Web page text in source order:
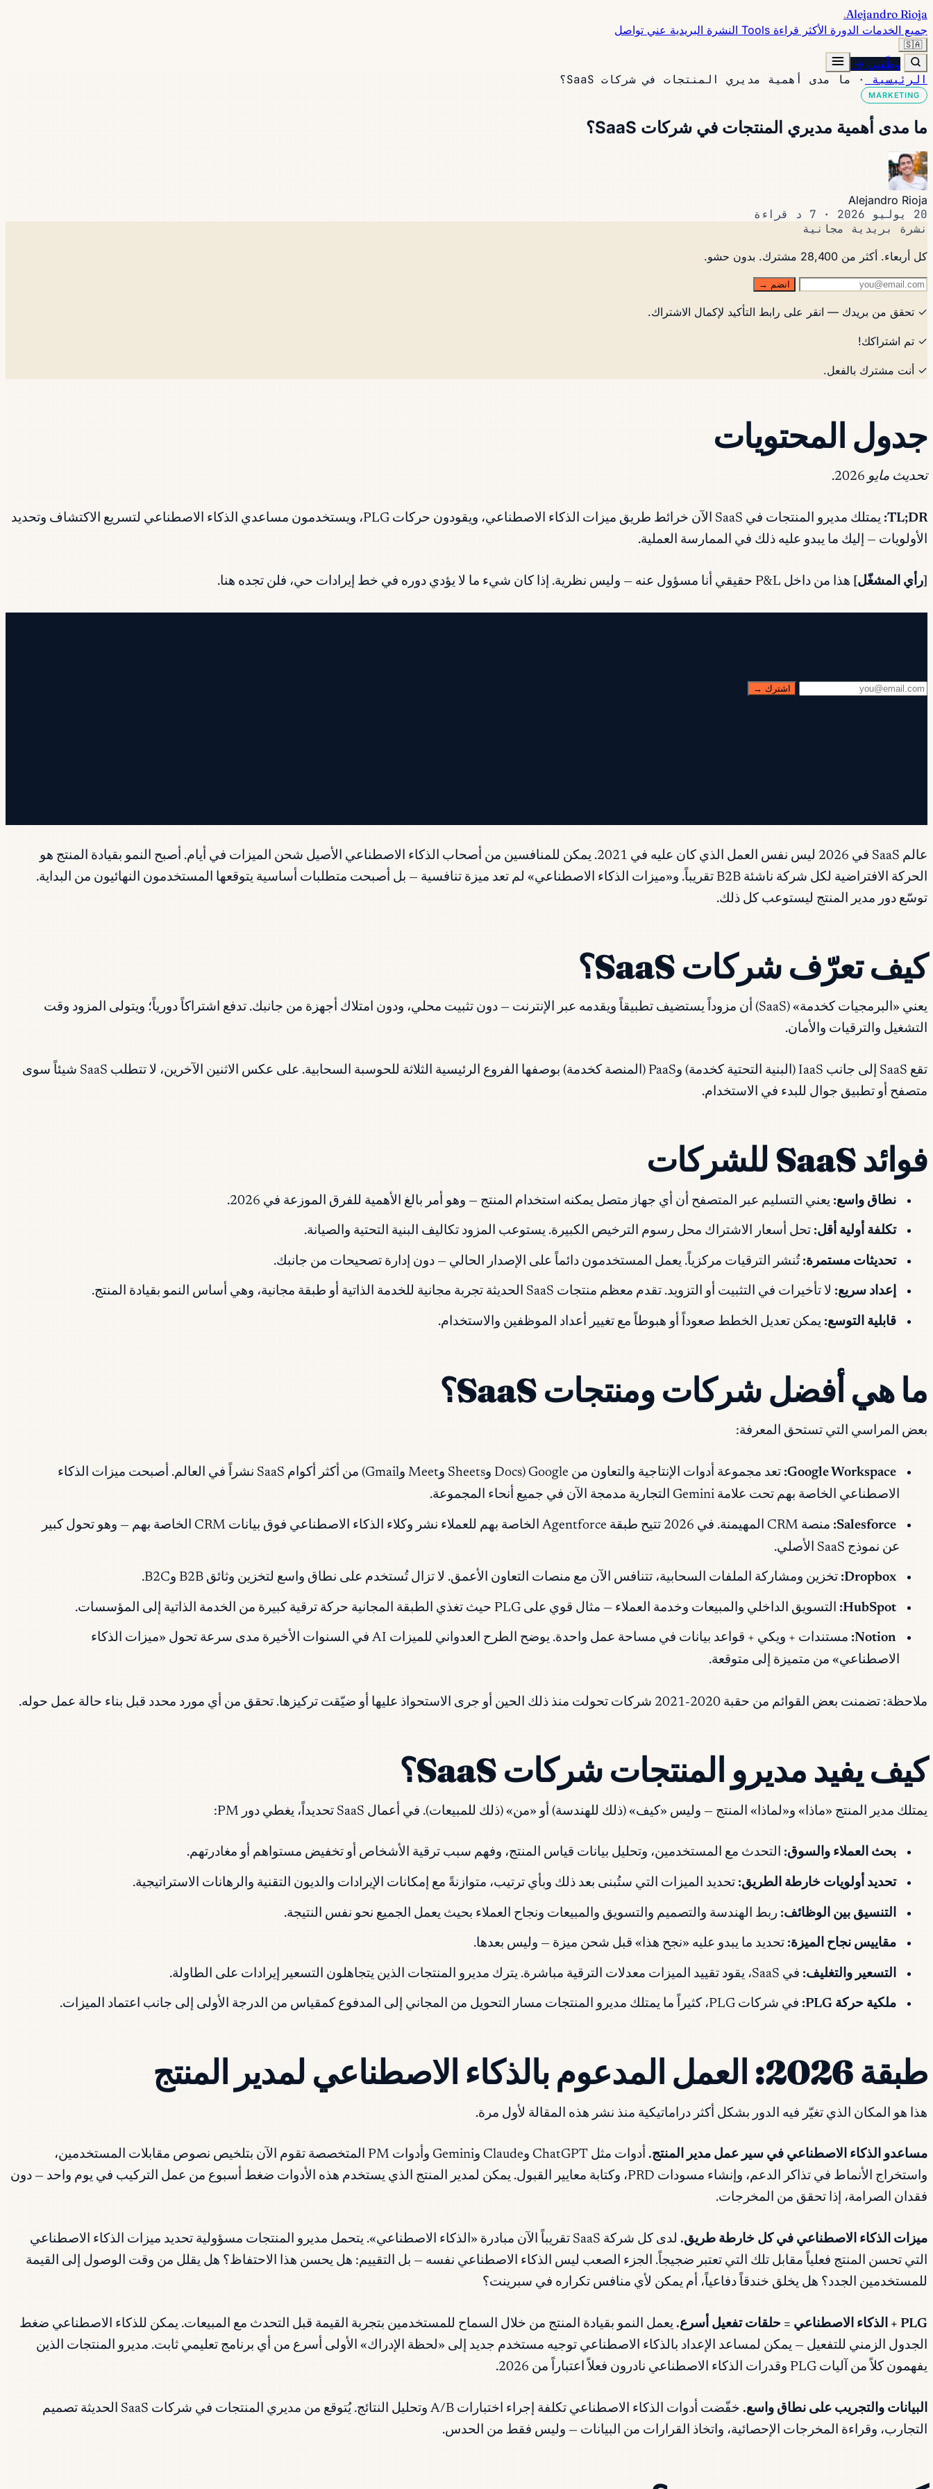
Alejandro Rioja
.
جميع الخدمات الدورة الأكثر قراءة Tools النشرة البريدية عني تواصل
🇸🇦
وظّفني →
الرئيسية · ما مدى أهمية مديري المنتجات في شركات SaaS؟
MARKETING
ما مدى أهمية مديري المنتجات في شركات SaaS؟
Alejandro Rioja
20 يوليو 2026 ·
7 د قراءة
نشرة بريدية مجانية
كل أربعاء. أكثر من 28,400 مشترك. بدون حشو.
انضم →
✓ تحقق من بريدك — انقر على رابط التأكيد لإكمال الاشتراك.
✓ تم اشتراكك!
✓ أنت مشترك بالفعل.
جدول المحتويات
تحديث مايو 2026.
TL;DR:
يمتلك مديرو المنتجات في SaaS الآن خرائط طريق ميزات الذكاء الاصطناعي، ويقودون حركات PLG، ويستخدمون مساعدي الذكاء الاصطناعي لتسريع الاكتشاف وتحديد
الأولويات — إليك ما يبدو عليه ذلك في الممارسة العملية.
[رأي المشغّل] هذا من داخل P&L حقيقي أنا مسؤول عنه — وليس نظرية. إذا كان شيء ما لا يؤدي دوره في خط إيرادات حي، فلن تجده هنا.
اشترك →
عالم SaaS في 2026 ليس نفس العمل الذي كان عليه في 2021. يمكن للمنافسين من أصحاب الذكاء الاصطناعي الأصيل شحن الميزات في أيام. أصبح النمو بقيادة المنتج هو
الحركة الافتراضية لكل شركة ناشئة B2B تقريباً. و«ميزات الذكاء الاصطناعي» لم تعد ميزة تنافسية — بل أصبحت متطلبات أساسية يتوقعها المستخدمون النهائيون من البداية.
توسّع دور مدير المنتج ليستوعب كل ذلك.
كيف تعرّف شركات SaaS؟
يعني «البرمجيات كخدمة» (SaaS) أن مزوداً يستضيف تطبيقاً ويقدمه عبر الإنترنت — دون تثبيت محلي، ودون امتلاك أجهزة من جانبك. تدفع اشتراكاً دورياً؛ ويتولى المزود وقت
التشغيل والترقيات والأمان.
تقع SaaS إلى جانب IaaS (البنية التحتية كخدمة) وPaaS (المنصة كخدمة) بوصفها الفروع الرئيسية الثلاثة للحوسبة السحابية. على عكس الاثنين الآخرين، لا تتطلب SaaS شيئاً سوى
متصفح أو تطبيق جوال للبدء في الاستخدام.
فوائد SaaS للشركات
نطاق واسع: يعني التسليم عبر المتصفح أن أي جهاز متصل يمكنه استخدام المنتج — وهو أمر بالغ الأهمية للفرق الموزعة في 2026.
تكلفة أولية أقل: تحل أسعار الاشتراك محل رسوم الترخيص الكبيرة. يستوعب المزود تكاليف البنية التحتية والصيانة.
تحديثات مستمرة: تُنشر الترقيات مركزياً. يعمل المستخدمون دائماً على الإصدار الحالي — دون إدارة تصحيحات من جانبك.
إعداد سريع: لا تأخيرات في التثبيت أو التزويد. تقدم معظم منتجات SaaS الحديثة تجربة مجانية للخدمة الذاتية أو طبقة مجانية، وهي أساس النمو بقيادة المنتج.
قابلية التوسع: يمكن تعديل الخطط صعوداً أو هبوطاً مع تغيير أعداد الموظفين والاستخدام.
ما هي أفضل شركات ومنتجات SaaS؟
بعض المراسي التي تستحق المعرفة:
Google Workspace:
تعد مجموعة أدوات الإنتاجية والتعاون من Google (Docs وSheets وMeet وGmail) من أكثر أكوام SaaS نشراً في العالم. أصبحت ميزات الذكاء
الاصطناعي الخاصة بهم تحت علامة Gemini التجارية مدمجة الآن في جميع أنحاء المجموعة.
Salesforce:
منصة CRM المهيمنة. في 2026 تتيح طبقة Agentforce الخاصة بهم للعملاء نشر وكلاء الذكاء الاصطناعي فوق بيانات CRM الخاصة بهم — وهو تحول كبير
عن نموذج SaaS الأصلي.
Dropbox: تخزين ومشاركة الملفات السحابية، تتنافس الآن مع منصات التعاون الأعمق. لا تزال تُستخدم على نطاق واسع لتخزين وثائق B2B وB2C.
HubSpot: التسويق الداخلي والمبيعات وخدمة العملاء — مثال قوي على PLG حيث تغذي الطبقة المجانية حركة ترقية كبيرة من الخدمة الذاتية إلى المؤسسات.
Notion:
مستندات + ويكي + قواعد بيانات في مساحة عمل واحدة. يوضح الطرح العدواني للميزات AI في السنوات الأخيرة مدى سرعة تحول «ميزات الذكاء
الاصطناعي» من متميزة إلى متوقعة.
ملاحظة: تضمنت بعض القوائم من حقبة 2020-2021 شركات تحولت منذ ذلك الحين أو جرى الاستحواذ عليها أو ضيّقت تركيزها. تحقق من أي مورد محدد قبل بناء حالة عمل حوله.
كيف يفيد مديرو المنتجات شركات SaaS؟
يمتلك مدير المنتج «ماذا» و«لماذا» المنتج — وليس «كيف» (ذلك للهندسة) أو «من» (ذلك للمبيعات). في أعمال SaaS تحديداً، يغطي دور PM:
بحث العملاء والسوق: التحدث مع المستخدمين، وتحليل بيانات قياس المنتج، وفهم سبب ترقية الأشخاص أو تخفيض مستواهم أو مغادرتهم.
تحديد أولويات خارطة الطريق: تحديد الميزات التي ستُبنى بعد ذلك وبأي ترتيب، متوازنةً مع إمكانات الإيرادات والديون التقنية والرهانات الاستراتيجية.
التنسيق بين الوظائف: ربط الهندسة والتصميم والتسويق والمبيعات ونجاح العملاء بحيث يعمل الجميع نحو نفس النتيجة.
مقاييس نجاح الميزة: تحديد ما يبدو عليه «نجح هذا» قبل شحن ميزة — وليس بعدها.
التسعير والتغليف: في SaaS، يقود تقييد الميزات معدلات الترقية مباشرة. يترك مديرو المنتجات الذين يتجاهلون التسعير إيرادات على الطاولة.
ملكية حركة PLG: في شركات PLG، كثيراً ما يمتلك مديرو المنتجات مسار التحويل من المجاني إلى المدفوع كمقياس من الدرجة الأولى إلى جانب اعتماد الميزات.
طبقة 2026: العمل المدعوم بالذكاء الاصطناعي لمدير المنتج
هذا هو المكان الذي تغيّر فيه الدور بشكل أكثر دراماتيكية منذ نشر هذه المقالة لأول مرة.
مساعدو الذكاء الاصطناعي في سير عمل مدير المنتج.
أدوات مثل ChatGPT وClaude وGemini وأدوات PM المتخصصة تقوم الآن بتلخيص نصوص مقابلات المستخدمين،
واستخراج الأنماط في تذاكر الدعم، وإنشاء مسودات PRD، وكتابة معايير القبول. يمكن لمدير المنتج الذي يستخدم هذه الأدوات ضغط أسبوع من عمل التركيب في يوم واحد — دون
فقدان الصرامة، إذا تحقق من المخرجات.
ميزات الذكاء الاصطناعي في كل خارطة طريق.
لدى كل شركة SaaS تقريباً الآن مبادرة «الذكاء الاصطناعي». يتحمل مديرو المنتجات مسؤولية تحديد ميزات الذكاء الاصطناعي
التي تحسن المنتج فعلياً مقابل تلك التي تعتبر ضجيجاً. الجزء الصعب ليس الذكاء الاصطناعي نفسه — بل التقييم: هل يحسن هذا الاحتفاظ؟ هل يقلل من وقت الوصول إلى القيمة
للمستخدمين الجدد؟ هل يخلق خندقاً دفاعياً، أم يمكن لأي منافس تكراره في سبرينت؟
PLG + الذكاء الاصطناعي = حلقات تفعيل أسرع.
يعمل النمو بقيادة المنتج من خلال السماح للمستخدمين بتجربة القيمة قبل التحدث مع المبيعات. يمكن للذكاء الاصطناعي ضغط
الجدول الزمني للتفعيل — يمكن لمساعد الإعداد بالذكاء الاصطناعي توجيه مستخدم جديد إلى «لحظة الإدراك» الأولى أسرع من أي برنامج تعليمي ثابت. مديرو المنتجات الذين
يفهمون كلاً من آليات PLG وقدرات الذكاء الاصطناعي نادرون فعلاً اعتباراً من 2026.
البيانات والتجريب على نطاق واسع.
خفّضت أدوات الذكاء الاصطناعي تكلفة إجراء اختبارات A/B وتحليل النتائج. يُتوقع من مديري المنتجات في شركات SaaS الحديثة تصميم
التجارب، وقراءة المخرجات الإحصائية، واتخاذ القرارات من البيانات — وليس فقط من الحدس.